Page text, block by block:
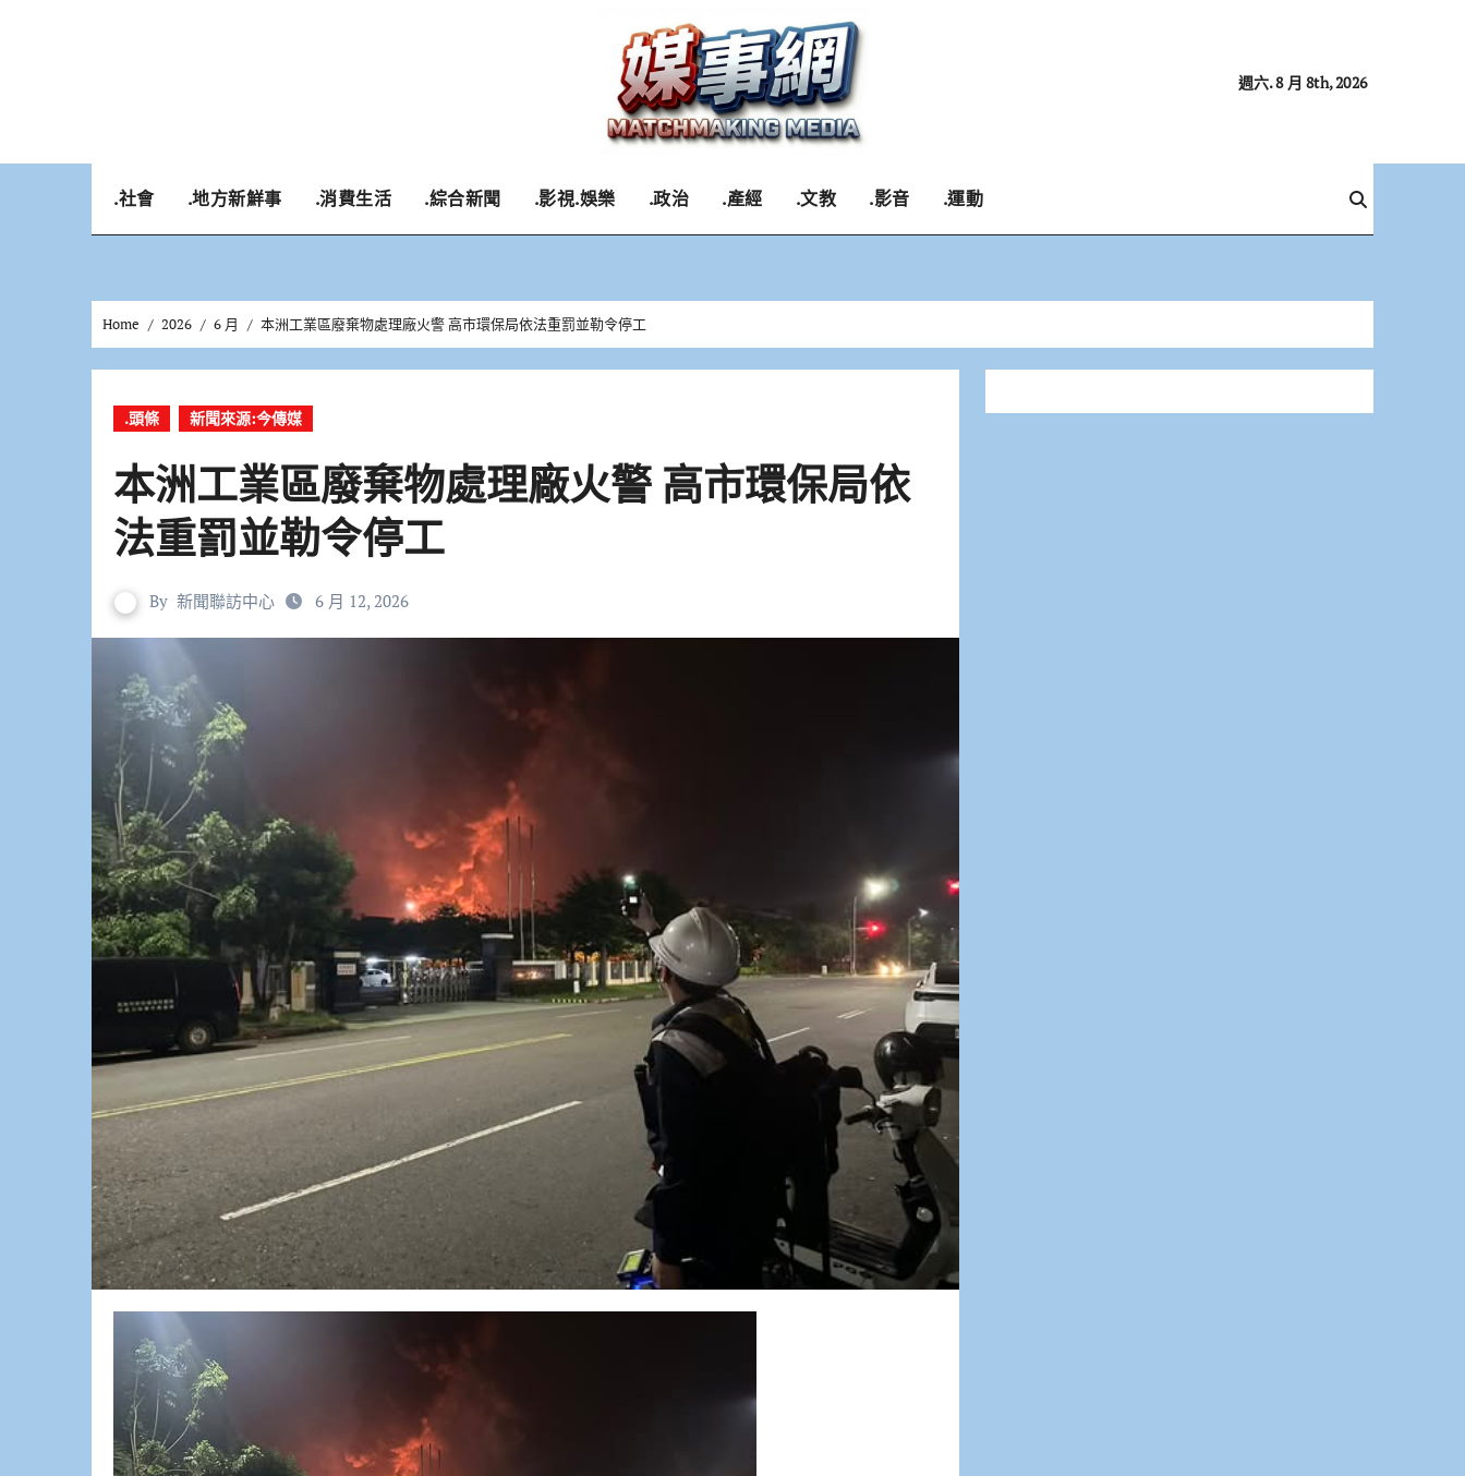
週六. 8 月 8th, 2026
.社會 .地方新鮮事 .消費生活 .綜合新聞 .影視.娛樂 .政治 .產經 .文教 .影音 .運動
Home 2026 6 月 本洲工業區廢棄物處理廠火警 高市環保局依法重罰並勒令停工
.頭條 新聞來源:今傳媒
本洲工業區廢棄物處理廠火警 高市環保局依
法重罰並勒令停工
By 新聞聯訪中心 6 月 12, 2026